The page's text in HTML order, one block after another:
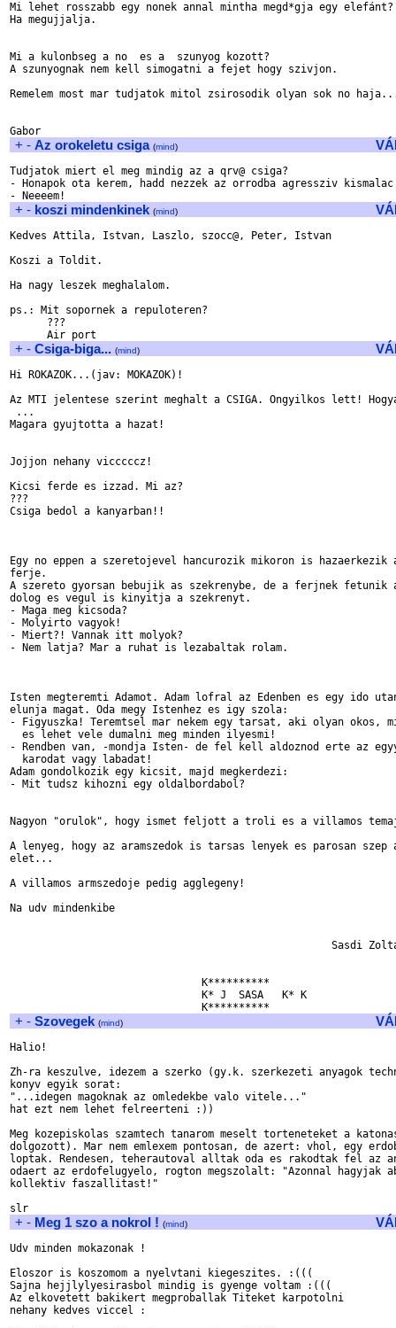
Mi lehet rosszabb egy nonek annal mintha megd*gja egy elefánt?
Ha megujjalja.
Mi a kulonbseg a no  es a  szunyog kozott?
A szunyognak nem kell simogatni a fejet hogy szivjon.
Remelem most mar tudjatok mitol zsirosodik olyan sok no
+ - Az orokeletu csiga (mind)
Tudjatok miert el meg mindig az a qrv@ csiga?
- Honapok ota kerem, hadd nezzek az orrodba agressziv
+ - koszi mindenkinek (mind)
Kedves Attila, Istvan, Laszlo, szocc@, Peter, Istvan
Koszi a Toldit.
Ha nagy leszek meghalalom.
ps.: Mit sopornek a repuloteren?
      ???
+ - Csiga-biga... (mind)
Hi ROKAZOK...(jav: MOKAZOK)!
Az MTI jelentese szerint meghalt a CSIGA. Ongyilkos lett!
...
Magara gyujtotta a hazat!
Jojjon nehany vicccccz!
Kicsi ferde es izzad. Mi az?
???
Csiga bedol a kanyarban!!
Egy no eppen a szeretojevel hancurozik mikoron is
ferje.
A szereto gyorsan bebujik as szekrenybe, de a ferjnek fetunik
dolog es vegul is kinyitja a szekrenyt.
- Maga meg kicsoda?
- Molyirto vagyok!
- Miert?! Vannak itt molyok?
- Nem latja? Mar a ruhat is lezabaltak rolam.
Isten megteremti Adamot. Adam lofral az Edenben es egy ido
elunja magat. Oda megy Istenhez es igy szola:
- Figyuszka! Teremtsel mar nekem egy tarsat, aki olyan okos,
  es lehet vele dumalni meg minden ilyesmi!
- Rendben van, -mondja Isten- de fel kell aldoznod erte az
  karodat vagy labadat!
Adam gondolkozik egy kicsit, majd megkerdezi:
- Mit tudsz kihozni egy oldalbordabol?
Nagyon "orulok", hogy ismet feljott a troli es a villamos
A lenyeg, hogy az aramszedok is tarsas lenyek es parosan szep
elet...
A villamos armszedoje pedig agglegeny!
Na udv mindenkibe
Sasdi
                               K**********
                               K* J  SASA   K* K
+ - Szovegek (mind)
Halio!
Zh-ra keszulve, idezem a szerko (gy.k. szerkezeti anyagok
konyv egyik sorat:
"...idegen magoknak az omledekbe valo vitele..."
hat ezt nem lehet felreerteni :))
Meg kozepiskolas szamtech tanarom meselt torteneteket a
dolgozott). Mar nem emlexem pontosan, de azert: vhol, egy
loptak. Rendesen, teherautoval alltak oda es rakodtak fel az
odaert az erdofelugyelo, rogton megszolalt: "Azonnal hagyjak
kollektiv faszallitast!"
+ - Meg 1 szo a nokrol ! (mind)
Udv minden mokazonak !
Eloszor is koszomom a nyelvtani kiegeszites. :(((
Sajna hejjlylyesirasbol mindig is gyenge voltam :(((
Az elkovetett bakikert megproballak Titeket karpotolni
nehany kedves viccel :